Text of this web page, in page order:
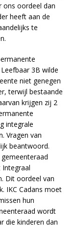
ons oordeel dan
heeft aan de
te
3B wilde
niet genegen
terwijl bestaande
krijgen zij 2
integrale
Vragen van
beantwoord.
Dit oordeel van
IKC Cadans moet
hun
wordt
die kinderen dan